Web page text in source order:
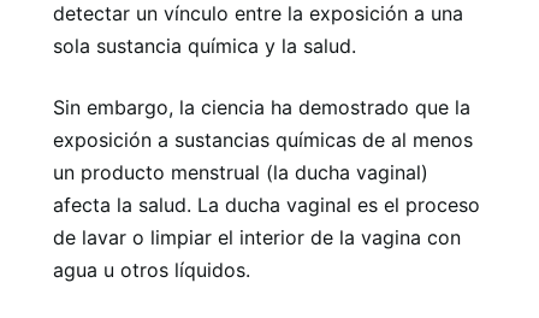
detectar un vínculo entre la exposición a una
sola sustancia química y la salud.
Sin embargo, la ciencia ha demostrado que la
exposición a sustancias químicas de al menos
un producto menstrual (la ducha vaginal)
afecta la salud. La ducha vaginal es el proceso
de lavar o limpiar el interior de la vagina con
agua u otros líquidos.